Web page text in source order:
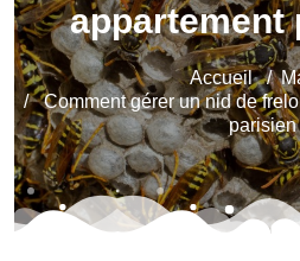
appartement
Accueil
Comment gérer un nid de
parisien